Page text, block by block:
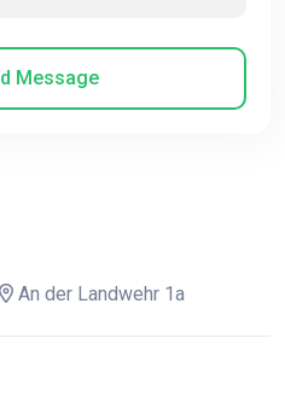
Message
An der Landwehr 1a